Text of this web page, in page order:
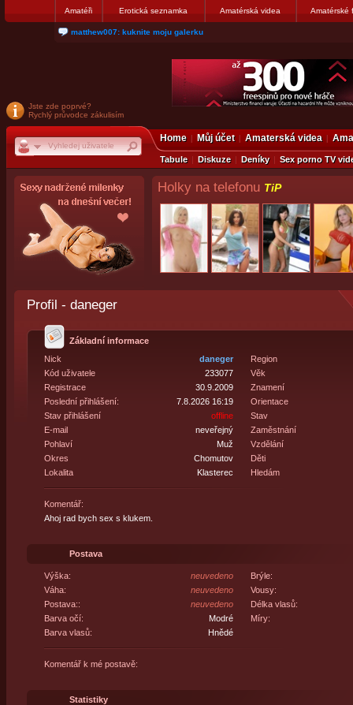
Amatéři Erotická seznamka Amatérská videa Amatérské
matthew007: kuknite moju galerku
Jste zde poprvé?
Rychlý průvodce zákulisím
Home Můj účet Amaterská videa
Tabule Diskuze Deníky Sex porno TV
Holky na telefonu TiP
Profil - daneger
Základní informace
Nick
daneger
Kód uživatele
233077
Registrace
30.9.2009
Poslední přihlášení:
7.8.2026 16:19
Stav přihlášení
offline
E-mail
neveřejný
Pohlaví
Muž
Okres
Chomutov
Lokalita
Klasterec
Region
Věk
Znamení
Orientace
Stav
Zaměstnání
Vzdělání
Děti
Hledám
Komentář:
Ahoj rad bych sex s klukem.
Postava
Výška:
neuvedeno
Váha:
neuvedeno
Postava::
neuvedeno
Barva očí:
Modré
Barva vlasů:
Hnědé
Brýle:
Vousy:
Délka vlasů:
Míry:
Komentář k mé postavě:
Statistiky